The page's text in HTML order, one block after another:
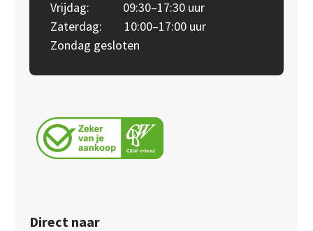
Vrijdag: 09:30–17:30 uur
Zaterdag: 10:00–17:00 uur
Zondag gesloten
Direct naar